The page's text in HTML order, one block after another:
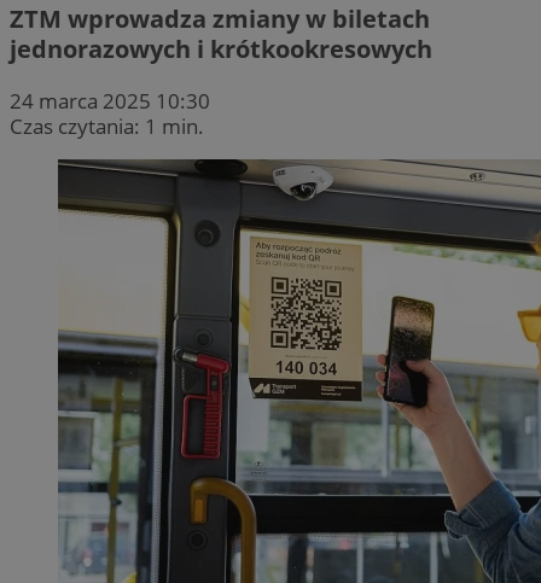
ZTM wprowadza zmiany w biletach
jednorazowych i krótkookresowych
24 marca 2025 10:30
Czas czytania: 1 min.